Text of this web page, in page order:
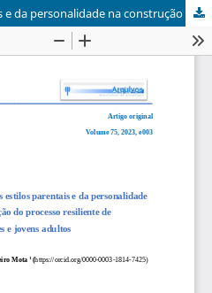
O papel dos estilos parentais e da personalidade na construção do processo resiliente de adolescentes e jovens adultos